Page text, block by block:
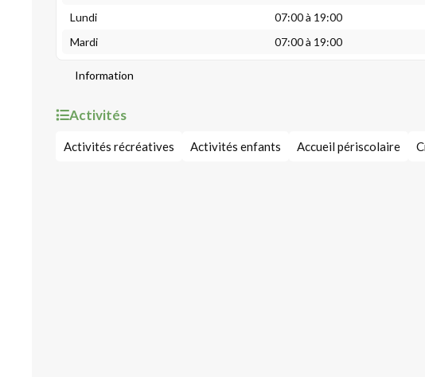
Lundi
07:00 à 19:00
Mardi
07:00 à 19:00
Information
Activités
Activités récréatives Activités enfants Accueil périscolaire